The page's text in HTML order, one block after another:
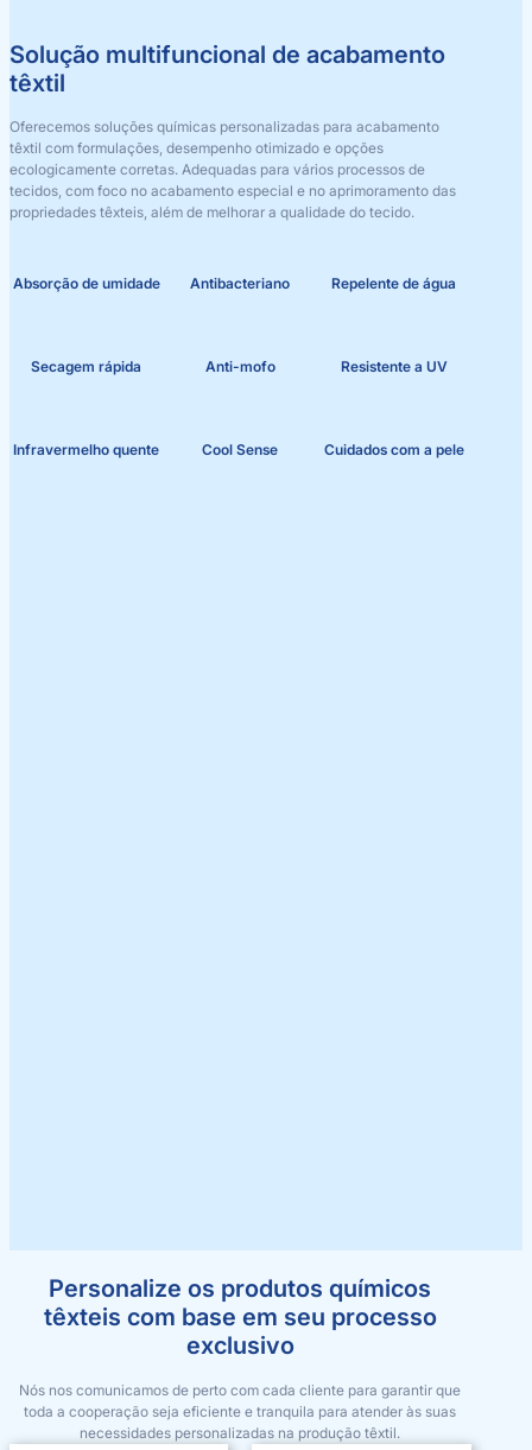
Solução multifuncional de acabamento
têxtil
Oferecemos soluções químicas personalizadas para acabamento
têxtil com formulações, desempenho otimizado e opções
ecologicamente corretas. Adequadas para vários processos de
tecidos, com foco no acabamento especial e no aprimoramento das
propriedades têxteis, além de melhorar a qualidade do tecido.
Absorção de umidade Antibacteriano Repelente de água
Secagem rápida Anti-mofo Resistente a UV
Infravermelho quente Cool Sense Cuidados com a pele
Personalize os produtos químicos
têxteis com base em seu processo
exclusivo
Nós nos comunicamos de perto com cada cliente para garantir que
toda a cooperação seja eficiente e tranquila para atender às suas
necessidades personalizadas na produção têxtil.